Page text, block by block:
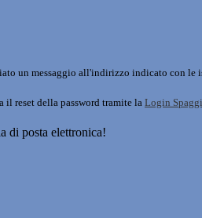
un messaggio all'indirizzo indicato con le
il reset della password tramite la Login
di posta elettronica!